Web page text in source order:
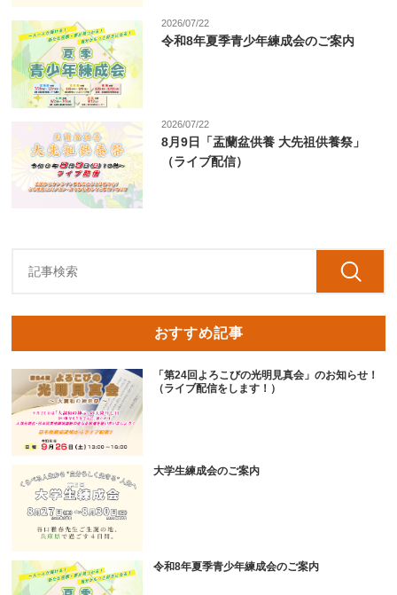
2026/07/22
令和8年夏季青少年練成会のご案内
2026/07/22
8月9日「盂蘭盆供養 大先祖供養祭」
（ライブ配信）
おすすめ記事
「第24回よろこびの光明見真会」のお知らせ！
（ライブ配信をします！）
大学生練成会のご案内
令和8年夏季青少年練成会のご案内